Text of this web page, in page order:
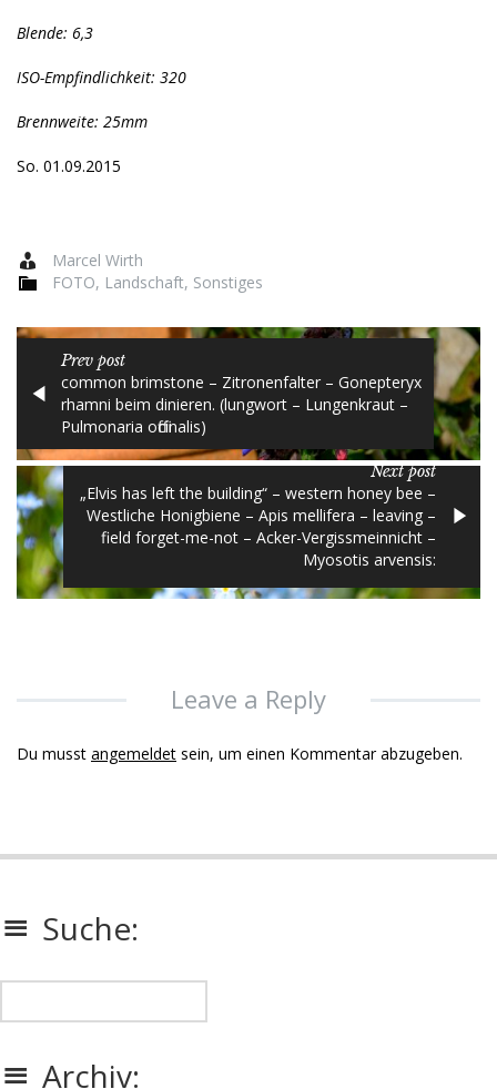
Blende: 6,3
ISO-Empfindlichkeit: 320
Brennweite: 25mm
So. 01.09.2015
Marcel Wirth
FOTO, Landschaft, Sonstiges
Prev post
common brimstone – Zitronenfalter – Gonepteryx
rhamni beim dinieren. (lungwort – Lungenkraut –
Pulmonaria officinalis)
Next post
„Elvis has left the building“ – western honey bee –
Westliche Honigbiene – Apis mellifera – leaving –
field forget-me-not – Acker-Vergissmeinnicht –
Myosotis arvensis:
Leave a Reply
Du musst angemeldet sein, um einen Kommentar abzugeben.
Suche:
Archiv: